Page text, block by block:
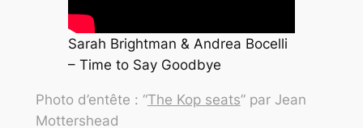
Sarah Brightman & Andrea Bocelli
– Time to Say Goodbye
Photo d’entête : “The Kop seats” par Jean
Mottershead